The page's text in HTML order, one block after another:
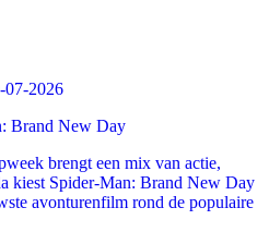
2026
Brand New Day
brengt een mix van actie,
kiest Spider-Man: Brand New Day
avonturenfilm rond de populaire